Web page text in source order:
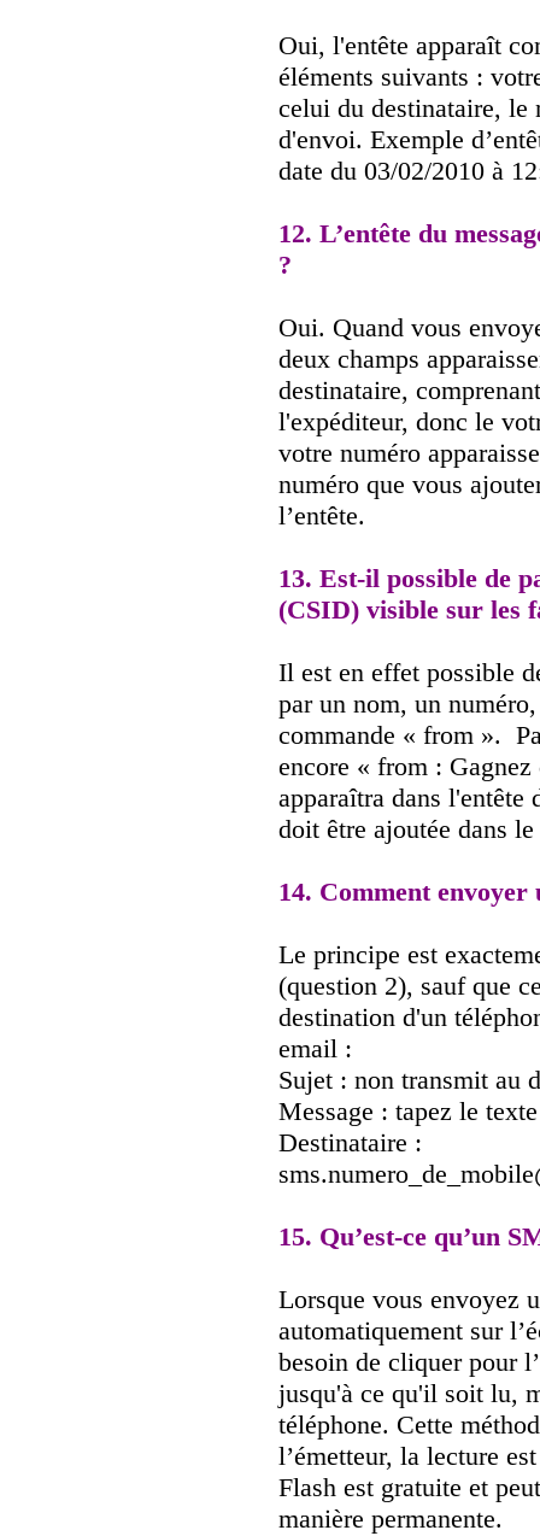
Oui, l'entête apparaît
éléments suivants :
celui du destinataire, le
d'envoi. Exemple
date du 03/02/2010 à
12. L’entête du
?
Oui. Quand vous
deux champs
destinataire,
l'expéditeur, donc le
votre numéro
numéro que vous
l’entête.
13. Est-il possible de
(CSID) visible sur les
Il est en effet possible
par un nom, un
commande « from ».
encore « from :
apparaîtra dans l'entête
doit être ajoutée dans
14. Comment
Le principe est
(question 2), sauf que
destination d'un
email :
Sujet : non transmit au
Message : tapez le
Destinataire :
15. Qu’est-ce qu’un
Lorsque vous envoyez
automatiquement sur
besoin de cliquer pour
jusqu'à ce qu'il soit lu,
téléphone. Cette
l’émetteur, la lecture
Flash est gratuite et
manière permanente.